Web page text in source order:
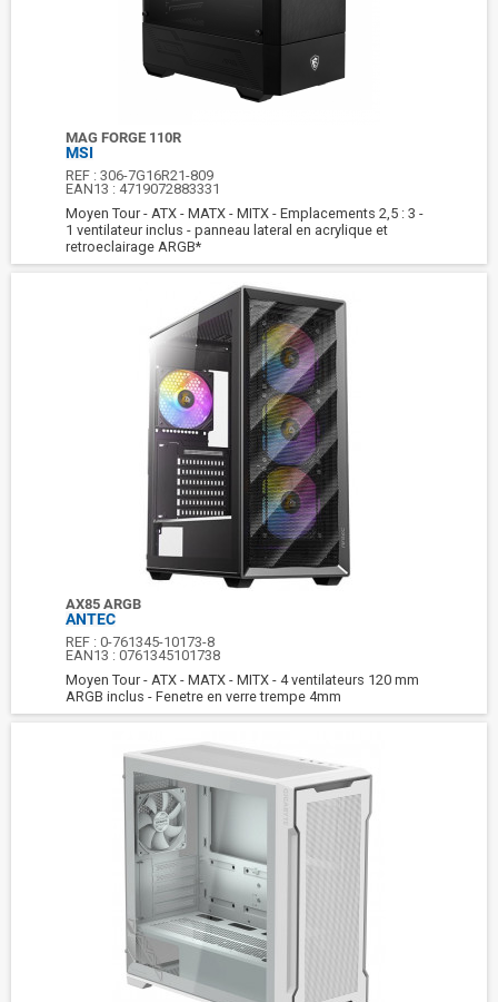
MAG FORGE 110R
MSI
REF :306-7G16R21-809
EAN13 : 4719072883331
Moyen Tour - ATX - MATX - MITX - Emplacements 2,5 : 3 -
1 ventilateur inclus - panneau lateral en acrylique et
retroeclairage ARGB*
AX85 ARGB
ANTEC
REF :0-761345-10173-8
EAN13 :0761345101738
Moyen Tour - ATX - MATX - MITX - 4 ventilateurs 120 mm
ARGB inclus - Fenetre en verre trempe 4mm